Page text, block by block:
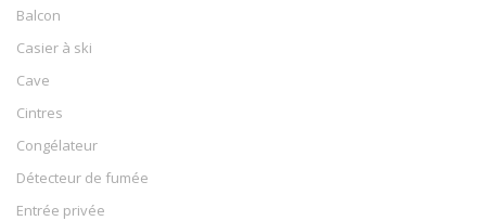
Balcon
Casier à ski
Cave
Cintres
Congélateur
Détecteur de fumée
Entrée privée